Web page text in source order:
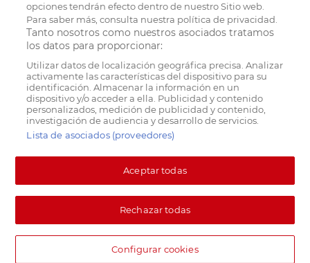
opciones tendrán efecto dentro de nuestro Sitio web.
Para saber más, consulta nuestra política de privacidad.
Tanto nosotros como nuestros asociados tratamos
los datos para proporcionar:
Utilizar datos de localización geográfica precisa. Analizar
activamente las características del dispositivo para su
identificación. Almacenar la información en un
dispositivo y/o acceder a ella. Publicidad y contenido
personalizados, medición de publicidad y contenido,
investigación de audiencia y desarrollo de servicios.
Lista de asociados (proveedores)
Aceptar todas
Rechazar todas
Configurar cookies